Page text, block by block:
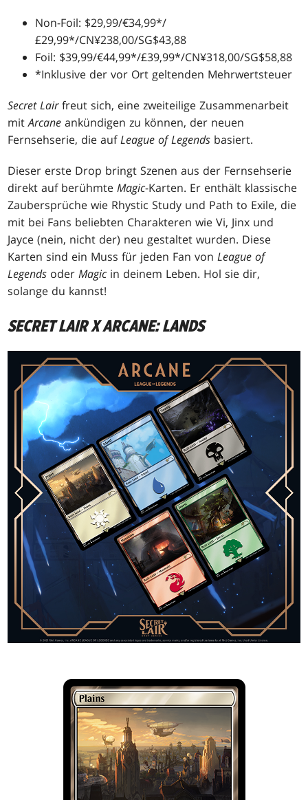
Non-Foil: $29,99/€34,99*/
£29,99*/CN¥238,00/SG$43,88
Foil: $39,99/€44,99*/£39,99*/CN¥318,00/SG$58,88
*Inklusive der vor Ort geltenden Mehrwertsteuer
Secret Lairfreut sich, eine zweiteilige Zusammenarbeit
mitArcane ankündigen zu können, der neuen
Fernsehserie, die aufLeague of Legends basiert.
Dieser erste Drop bringt Szenen aus der Fernsehserie
direkt auf berühmteMagic-Karten. Er enthält klassische
Zaubersprüche wie Rhystic Study und Path to Exile, die
mit bei Fans beliebten Charakteren wie Vi, Jinx und
Jayce (nein, nicht der) neu gestaltet wurden. Diese
Karten sind ein Muss für jeden Fan vonLeague of
Legends oderMagic in deinem Leben. Hol sie dir,
solange du kannst!
SECRET LAIR X ARCANE: LANDS